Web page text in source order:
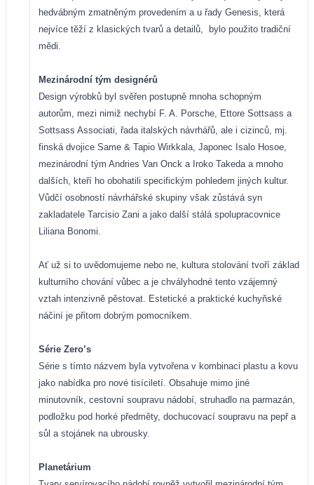
hedvábným zmatněným provedením a u řady Genesis, která
nejvíce těží z klasických tvarů a detailů,
bylo použito tradiční
mědi.
Mezinárodní tým designérů
Design výrobků byl svěřen postupně mnoha schopným
autorům, mezi nimiž nechybí F. A. Porsche, Ettore Sottsass a
Sottsass Associati, řada italských návrhářů, ale i cizinců, mj.
finská dvojice Same & Tapio Wirkkala, Japonec Isalo Hosoe,
mezinárodní tým Andries Van Onck a Iroko Takeda a mnoho
dalších, kteří ho obohatili specifickým pohledem jiných kultur.
Vůdčí osobností návrhářské skupiny však zůstává syn
zakladatele Tarcisio Zani a jako další stálá spolupracovnice
Liliana Bonomi.
Ať už si to uvědomujeme nebo ne, kultura stolování tvoří základ
kulturního chování vůbec a je chvályhodné tento vzájemný
vztah intenzivně pěstovat. Estetické a praktické kuchyňské
náčiní je přitom dobrým pomocníkem.
Série Zero’s
Série s tímto názvem byla vytvořena v kombinaci plastu a kovu
jako nabídka pro nové tisíciletí. Obsahuje mimo jiné
minutovník, cestovní soupravu nádobí, struhadlo na parmazán,
podložku pod horké předměty, dochucovací soupravu na pepř a
sůl a stojánek na ubrousky.
Planetárium